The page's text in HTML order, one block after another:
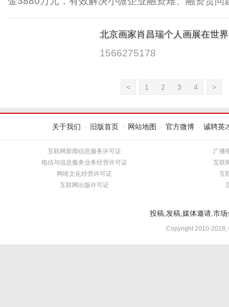
北京画家肖昌瑞个人画展在世
1566275178
< 1 2 3 4 >
关于我们 - 旧版首页 - 网站地图 - 官方微博 - 诚聘英
互联网新闻信息服务许可证
电信与信息服务业务经营许可证
网络文化经营许可证
互联网出版许可证
广播
互联
互
投稿,发稿,媒体邀请,市
Copyright 2010-2018,